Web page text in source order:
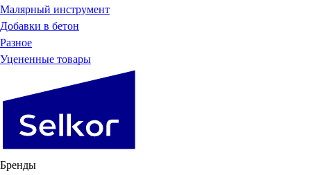
Малярный инструмент
Добавки в бетон
Разное
Уцененные товары
Бренды